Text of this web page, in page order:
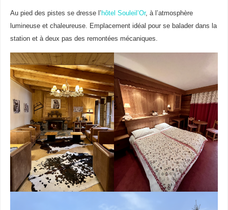
Au pied des pistes se dresse l’ hôtel Souleil’Or, à l’atmosphère
lumineuse et chaleureuse. Emplacement idéal pour se balader dans la
station et à deux pas des remontées mécaniques.